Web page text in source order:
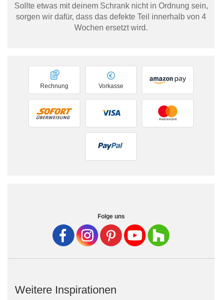
Sollte etwas mit deinem Schrank nicht in Ordnung sein,
sorgen wir dafür, dass das defekte Teil innerhalb von 4
Wochen ersetzt wird.
Vorkasse
Rechnung
Folge uns
Weitere Inspirationen